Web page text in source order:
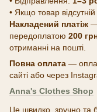
• Якщо товар
Накладений платіж —
передоплатою 200
отриманні на пошті.
Повна оплата —
сайті або через
Anna's Clothes Shop
Це швидко, зручно та